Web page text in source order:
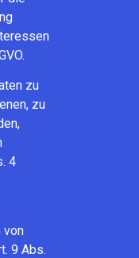
zu
zu
4
von
9 Abs.